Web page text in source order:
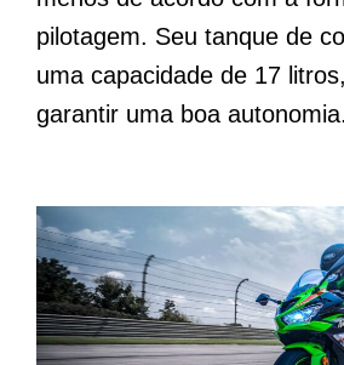
pilotagem. Seu tanque de
uma capacidade de 17
garantir uma boa autonomia.